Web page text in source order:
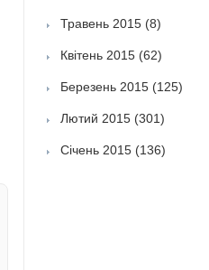
Травень 2015(8)
Квітень 2015(62)
Березень 2015(125)
Лютий 2015(301)
Січень 2015(136)